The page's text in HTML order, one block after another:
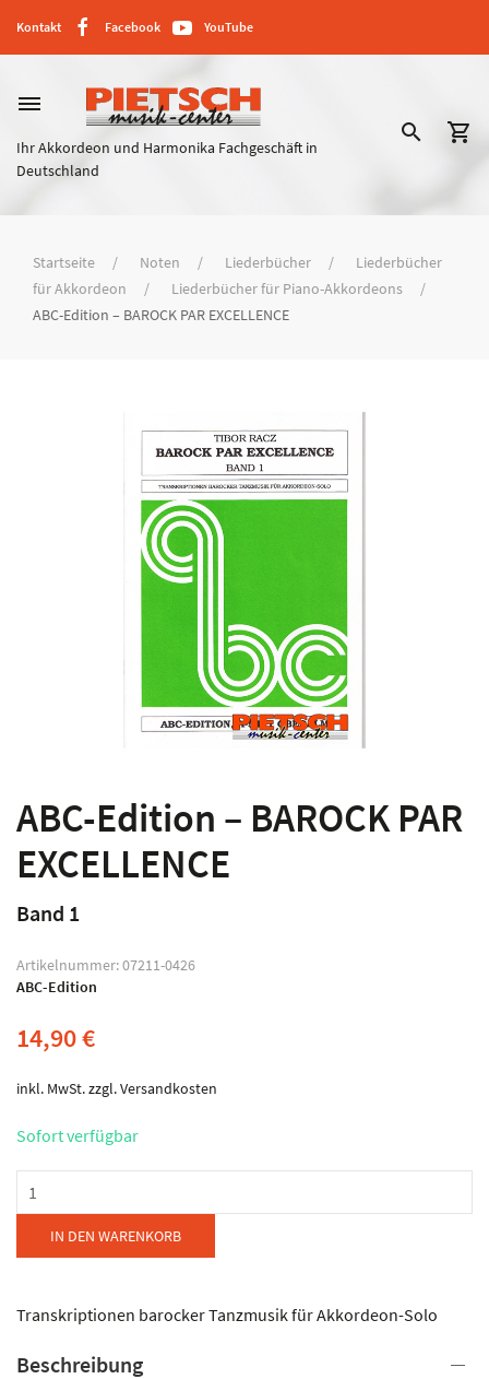
Kontakt Facebook YouTube
dehaze
Ihr Akkordeon und Harmonika Fachgeschäft in
Deutschland
search shopping_cart
Startseite Noten Liederbücher
Liederbücher
für Akkordeon
Liederbücher für Piano-Akkordeons
ABC-Edition – BAROCK PAR EXCELLENCE
ABC-Edition – BAROCK PAR
EXCELLENCE
Band 1
Artikelnummer:07211-0426
ABC-Edition
14,90€
inkl. MwSt.zzgl.Versandkosten
Sofort verfügbar
Edition
BAROCK
EXCELLENCE
IN DEN WARENKORB
Transkriptionen barocker Tanzmusik für Akkordeon-Solo
Beschreibung